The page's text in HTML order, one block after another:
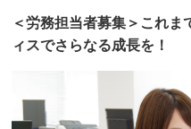
＜労務担当者募集＞これま
ィスでさらなる成長を！